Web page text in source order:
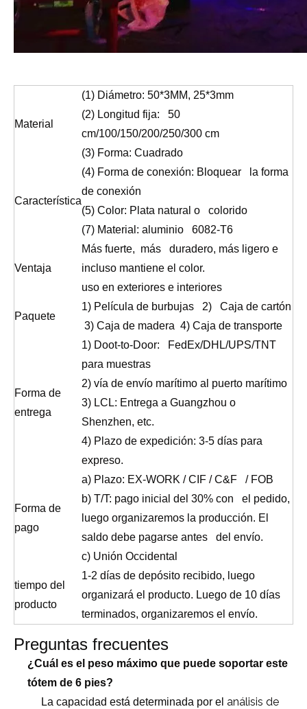
Material
(1) Diámetro: 50*3MM, 25*3mm
(2) Longitud fija: 50
cm/100/150/200/250/300 cm
(3) Forma: Cuadrado
Característica
(4) Forma de conexión: Bloquear la forma
de conexión
(5) Color: Plata natural o colorido
(7) Material: aluminio 6082-T6
Ventaja
Más fuerte, más duradero, más ligero e
incluso mantiene el color.
uso en exteriores e interiores
Paquete
1) Película de burbujas 2) Caja de cartón
3) Caja de madera 4) Caja de transporte
Forma de
entrega
1) Doot-to-Door: FedEx/DHL/UPS/TNT
para muestras
2) vía de envío marítimo al puerto marítimo
3) LCL: Entrega a Guangzhou o
Shenzhen, etc.
4) Plazo de expedición: 3-5 días para
expreso.
Forma de
pago
a) Plazo: EX-WORK / CIF / C&F / FOB
b) T/T: pago inicial del 30% con el pedido,
luego organizaremos la producción. El
saldo debe pagarse antes del envío.
c) Unión Occidental
tiempo del
producto
1-2 días de depósito recibido, luego
organizará el producto. Luego de 10 días
terminados, organizaremos el envío.
Preguntas frecuentes
¿Cuál es el peso máximo que puede soportar este
tótem de 6 pies?
La capacidad está determinada por el análisis de